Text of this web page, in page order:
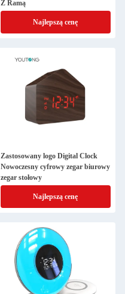
Z Ramą
Najlepszą cenę
Zastosowany logo Digital Clock
Nowoczesny cyfrowy zegar biurowy
zegar stołowy
Najlepszą cenę